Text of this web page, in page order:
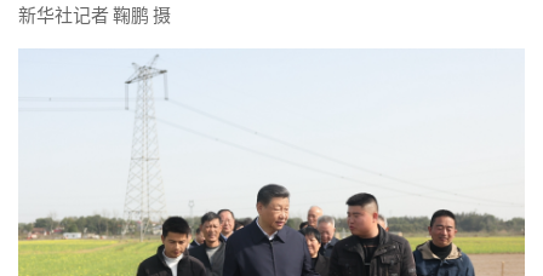
新华社记者 鞠鹏 摄